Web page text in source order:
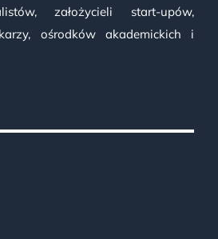
założycieli start-upów,
ośrodków akademickich i